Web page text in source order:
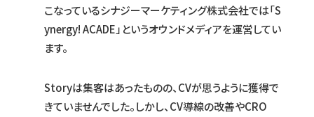
こなっているシナジーマーケティング株式会社では「S
ynergy! ACADE」というオウンドメディアを運営してい
ます。
Storyは集客はあったものの、CVが思うように獲得で
きていませんでした。しかし、CV導線の改善やCRO